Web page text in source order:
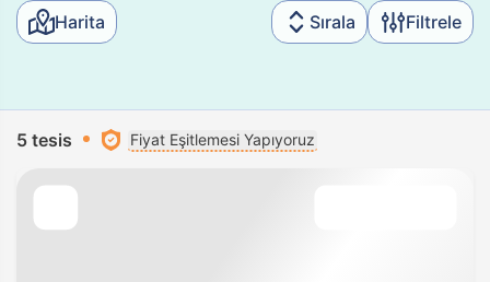
Harita Sırala Filtrele
5 tesis Fiyat Eşitlemesi Yapıyoruz